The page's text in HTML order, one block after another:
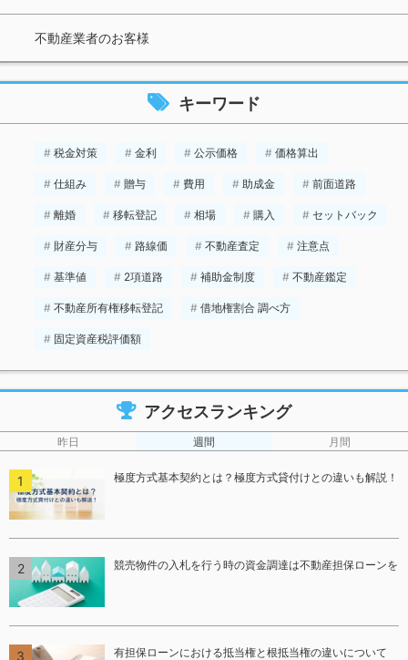
不動産業者のお客様
キーワード
税金対策 金利 公示価格 価格算出
仕組み 贈与 費用 助成金 前面道路
離婚 移転登記 相場 購入 セットバック
財産分与 路線価 不動産査定 注意点
基準値 2項道路 補助金制度 不動産鑑定
不動産所有権移転登記 借地権割合 調べ方
固定資産税評価額
アクセスランキング
昨日 週間 月間
極度方式基本契約とは？極度方式貸付けとの違いも解説！
競売物件の入札を行う時の資金調達は不動産担保ローンを
有担保ローンにおける抵当権と根抵当権の違いについて